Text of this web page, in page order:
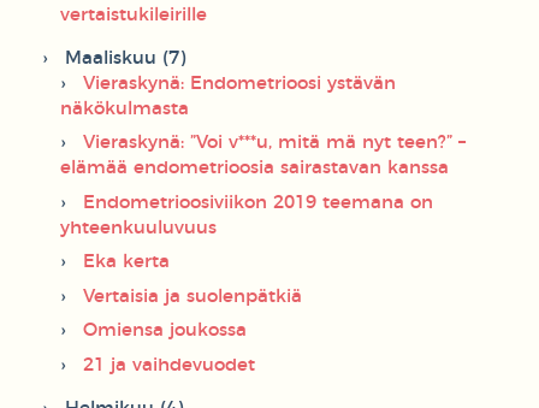
vertaistukileirille
Maaliskuu (7)
Vieraskynä: Endometrioosi ystävän
näkökulmasta
Vieraskynä: ”Voi v***u, mitä mä nyt teen?” –
elämää endometrioosia sairastavan kanssa
Endometrioosiviikon 2019 teemana on
yhteenkuuluvuus
Eka kerta
Vertaisia ja suolenpätkiä
Omiensa joukossa
21 ja vaihdevuodet